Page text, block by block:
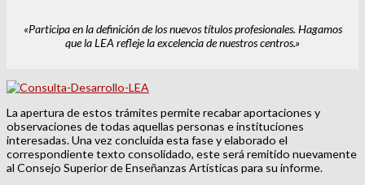
«Participa en la definición de los nuevos títulos profesionales. Hagamos
que la LEA refleje la excelencia de nuestros centros.»
La apertura de estos trámites permite recabar aportaciones y
observaciones de todas aquellas personas e instituciones
interesadas. Una vez concluida esta fase y elaborado el
correspondiente texto consolidado, este será remitido nuevamente
al Consejo Superior de Enseñanzas Artísticas para su informe.